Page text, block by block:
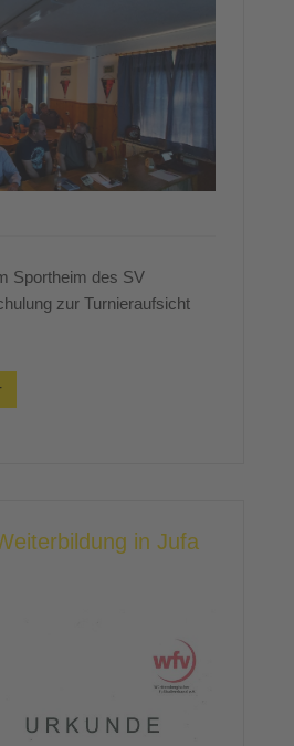
Sportheim des SV
zur Turnieraufsicht
in Jufa